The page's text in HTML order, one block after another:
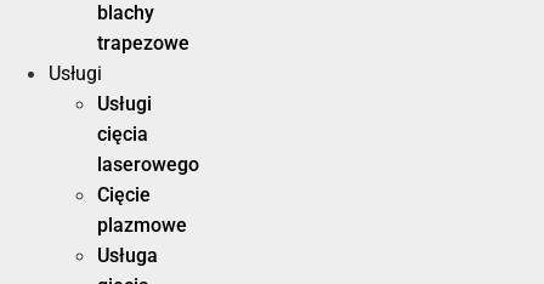
blachy
trapezowe
Usługi
Usługi
cięcia
laserowego
Cięcie
plazmowe
Usługa